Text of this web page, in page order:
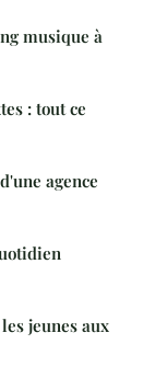
musique à
: tout ce
agence
jeunes aux